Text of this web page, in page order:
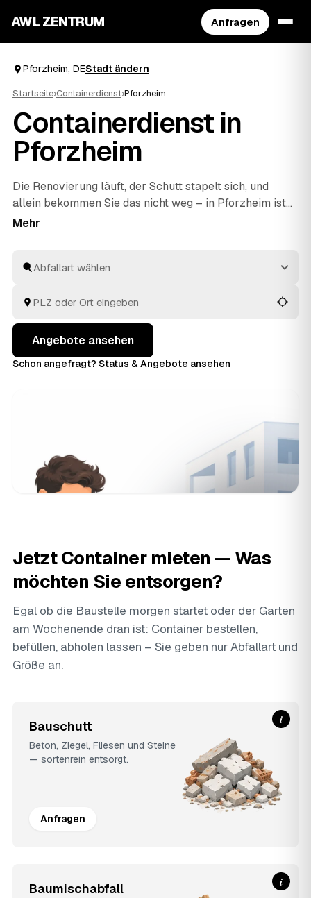
AWL ZENTRUM Anfragen
Pforzheim, DEStadt ändern
Startseite›Containerdienst›Pforzheim
Containerdienst in
Pforzheim
Die Renovierung läuft, der Schutt stapelt sich, und
allein bekommen Sie das nicht weg – in Pforzheim ist
das der Moment für einen Container. Über AWL
mehrere Festpreis-Angebote geprüfter Anbieter ein.
Logistik kümmern müssen. Sie vergleichen die
und buchen, wenn der Preis stimmt.
Angebote ansehen
Schon angefragt? Status & Angebote ansehen
Jetzt Container mieten — Was
möchten Sie entsorgen?
Egal ob die Baustelle morgen startet oder der Garten
am Wochenende dran ist: Container bestellen,
befüllen, abholen lassen – Sie geben nur Abfallart und
Größe an.
Bauschutt
Beton, Ziegel, Fliesen und Steine
— sortenrein entsorgt.
Anfragen
i
Baumischabfall i